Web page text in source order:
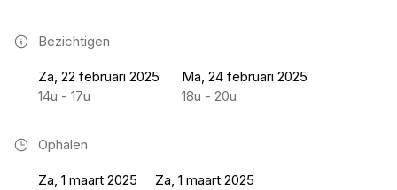
Bezichtigen
Za, 22 februari 2025
14u - 17u
Ma, 24 februari 2025
18u - 20u
Ophalen
Za, 1 maart 2025
Za, 1 maart 2025